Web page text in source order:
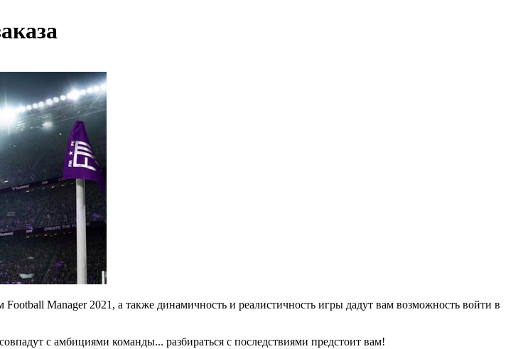
Manager 2021, а также динамичность и реалистичность игры дадут вам возможность войти в
с амбициями команды... разбираться с последствиями предстоит вам!